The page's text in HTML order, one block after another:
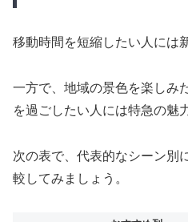
移動時間を短縮したい人には
一方で、地域の景色を楽しみ
を過ごしたい人には特急の魅
次の表で、代表的なシーン別
較してみましょう。